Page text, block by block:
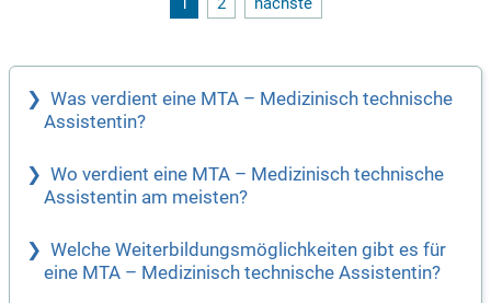
Was verdient eine MTA – Medizinisch technische
Assistentin?
Wo verdient eine MTA – Medizinisch technische
Assistentin am meisten?
Welche Weiterbildungsmöglichkeiten gibt es für
eine MTA – Medizinisch technische Assistentin?